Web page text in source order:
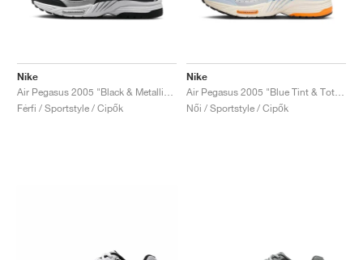
Nike
Férfi / Sportstyle / Cipők
Nike
Női / Sportstyle / Cipők